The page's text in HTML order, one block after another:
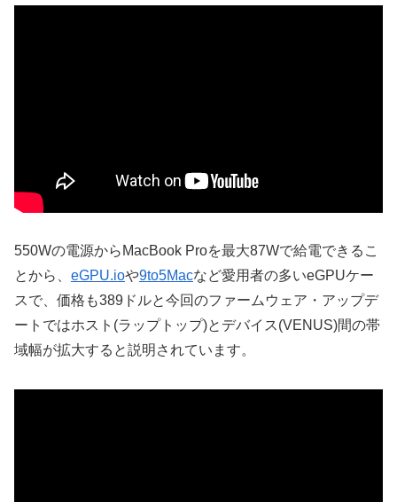
550Wの電源からMacBook Proを最大87Wで給電できるこ
とから、 eGPU.ioや9to5Macなど愛用者の多いeGPUケー
スで、価格も389ドルと今回のファームウェア・アップデ
ートではホスト(ラップトップ)とデバイス(VENUS)間の帯
域幅が拡大すると説明されています。